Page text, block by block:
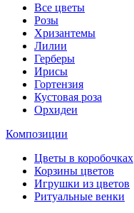
Все цветы
Розы
Хризантемы
Лилии
Герберы
Ирисы
Гортензия
Кустовая роза
Орхидеи
Композиции
Цветы в коробочках
Корзины цветов
Игрушки из цветов
Ритуальные венки